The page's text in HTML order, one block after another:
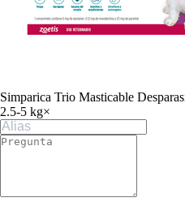
Simparica Trio Masticable
2.5-5 kg×